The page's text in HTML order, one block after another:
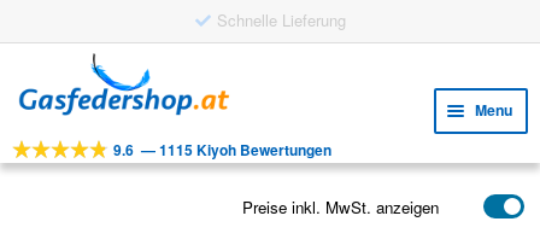
Schnelle Lieferung
to
navigation
to
content
Menu
WERKZEUGE
menu
9.6 —1115 Kiyoh Bewertungen
Preise inkl. MwSt. anzeigen